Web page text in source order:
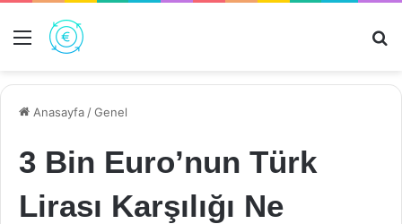
Menü
Anasayfa /Genel
3 Bin Euro’nun Türk
Lirası Karşılığı Ne